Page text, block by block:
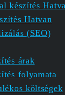
készítés
Hatvan
(SEO)
árak
folyamata
költségek